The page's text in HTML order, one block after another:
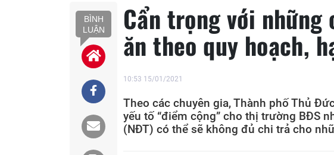
BÌNH
LUẬN
Cẩn trọng với những
ăn theo quy hoạch,
10:53 15/01/2021
Theo các chuyên gia, Thành phố Thủ
yếu tố “điểm cộng” cho thị trường BĐS
(NĐT) có thể sẽ không đủ chi trả cho